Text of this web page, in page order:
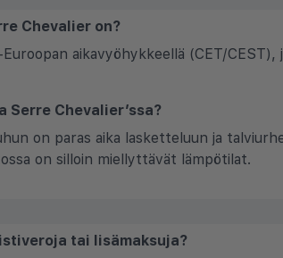
Chevalier on?
aikavyöhykkeellä (CET/
Serre Chevalier’ssa?
on paras aika lasketteluun ja
on silloin miellyttävät lämpötilat.
tai lisämaksuja?